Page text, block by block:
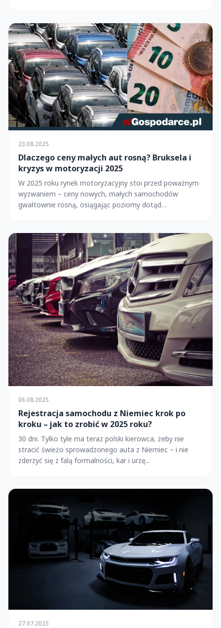
23.08.2025
Dlaczego ceny małych aut rosną? Bruksela i
kryzys w motoryzacji 2025
W 2025 roku rynek motoryzacyjny stoi przed poważnym
wyzwaniem – ceny nowych, małych samochodów
gwałtownie rosną, osiągając poziomy dotąd
06.08.2025
Rejestracja samochodu z Niemiec krok po
kroku – jak to zrobić w 2025 roku?
30 dni. Tylko tyle ma teraz polski kierowca, żeby nie
stracić świeżo sprowadzonego auta z Niemiec – i nie
zderzyć się z falą formalności, kar i urzę...
27.07.2025